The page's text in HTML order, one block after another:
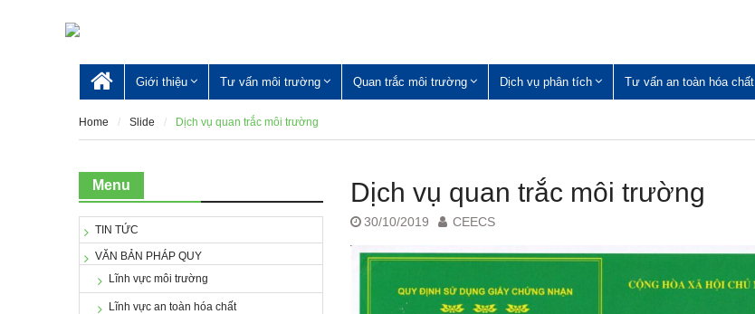
Trang
chủ
Giới thiệu Tư vấn môi trường Quan trắc môi trường Dịch vụ phân tích Tư vấn an toàn hóa chất
Home Slide Dịch vụ quan trắc môi trường
Dịch vụ quan trắc môi trường
30/10/2019 CEECS
Menu
TIN TỨC
VĂN BẢN PHÁP QUY
Lĩnh vực môi trường
Lĩnh vực an toàn hóa chất